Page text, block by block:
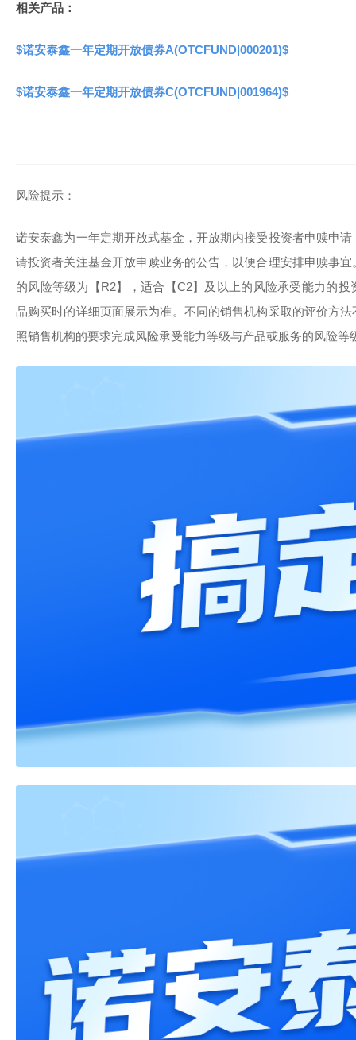
相关产品：
$诺安泰鑫一年定期开放债券A(OTCFUND|000201)$
$诺安泰鑫一年定期开放债券C(OTCFUND|001964)$
风险提示：
诺安泰鑫为一年定期开放式基金，开放期内接受投资者申赎申
请投资者关注基金开放申赎业务的公告，以便合理安排申赎事
的风险等级为【R2】，适合【C2】及以上的风险承受能力的
品购买时的详细页面展示为准。不同的销售机构采取的评价方
照销售机构的要求完成风险承受能力等级与产品或服务的风险等